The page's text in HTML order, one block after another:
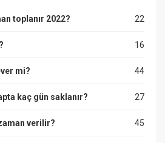
22
toplanır 2022?
16
44
mi?
27
kaç gün saklanır?
45
verilir?